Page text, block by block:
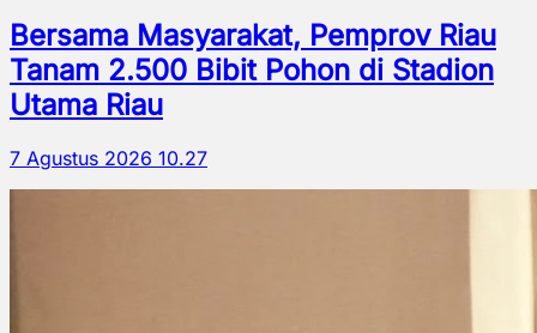
Bersama Masyarakat, Pemprov Riau
Tanam 2.500 Bibit Pohon di Stadion
Utama Riau
7 Agustus 2026 10.27